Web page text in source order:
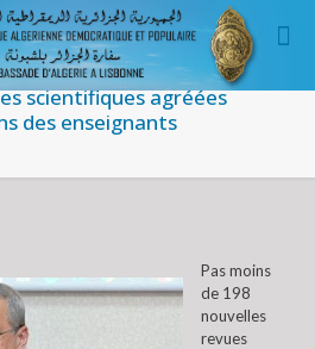
scientifiques agréées
des enseignants
Pas moins
de 198
nouvelles
revues